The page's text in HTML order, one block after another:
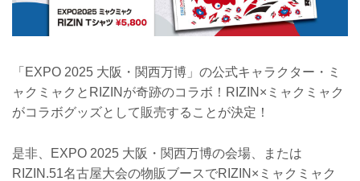
「EXPO 2025 大阪・関西万博」の公式キャラクター・ミ
ャクミャクとRIZINが奇跡のコラボ！RIZIN×ミャクミャク
がコラボグッズとして販売することが決定！
是非、EXPO 2025 大阪・関西万博の会場、または
RIZIN.51名古屋大会の物販ブースでRIZIN×ミャクミャク